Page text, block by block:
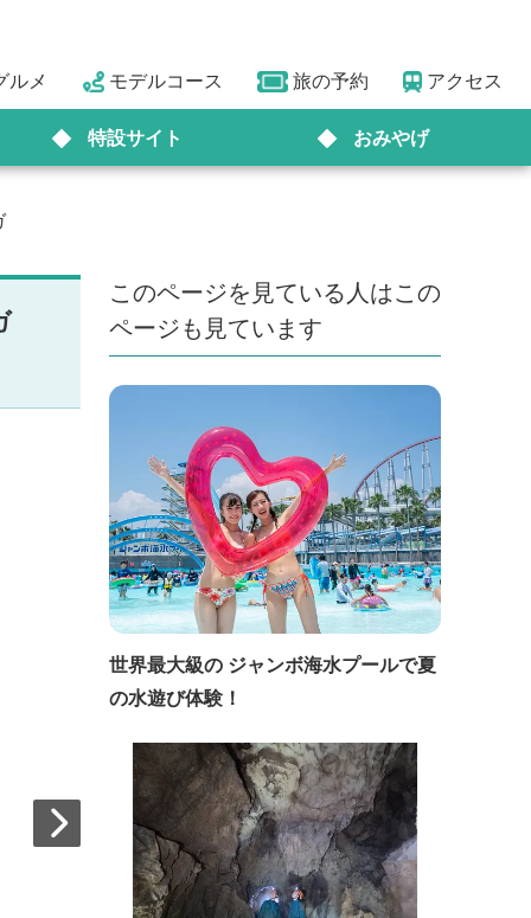
ルメ モデルコース 旅の予約 アクセス
特設サイト おみやげ
このページを見ている人はこの
ページも見ています
世界最大級の ジャンボ海水プールで夏
の水遊び体験！